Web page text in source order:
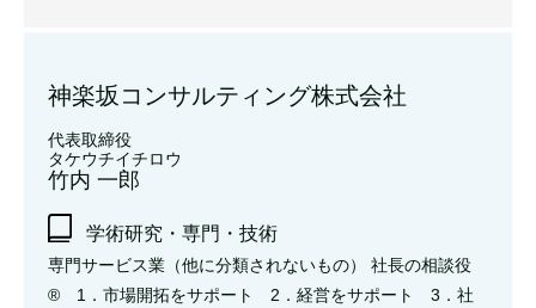
神楽坂コンサルティング株式会社
代表取締役
タケウチイチロウ
竹内 一郎
学術研究・専門・技術
専門サービス業（他に分類されないもの） 社長の相談役
® 1．市場開拓をサポート 2．経営をサポート 3．社